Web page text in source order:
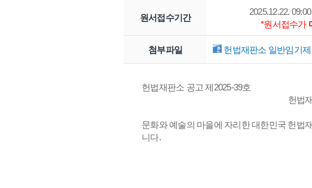
원서접수기간
2025.12.22.
*원서접수가
첨부파일 헌법재판소 일반임기
헌법재판소 공고 제2025-39호
헌법
문화와 예술의 마을에 자리한 대한민국 헌법
니다.